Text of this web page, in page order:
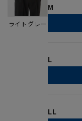
ライトグレー
M
L
LL